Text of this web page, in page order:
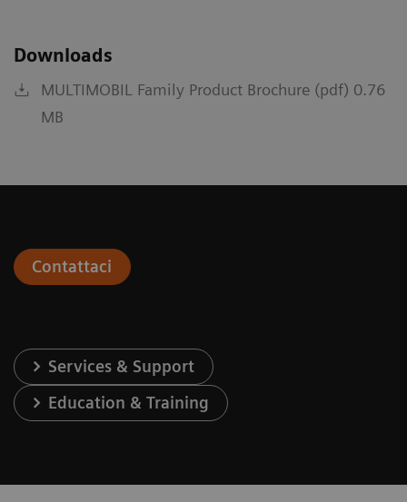
Downloads
MULTIMOBIL Family Product Brochure (pdf) 0.76
MB
Contattaci
Services & Support
Education & Training